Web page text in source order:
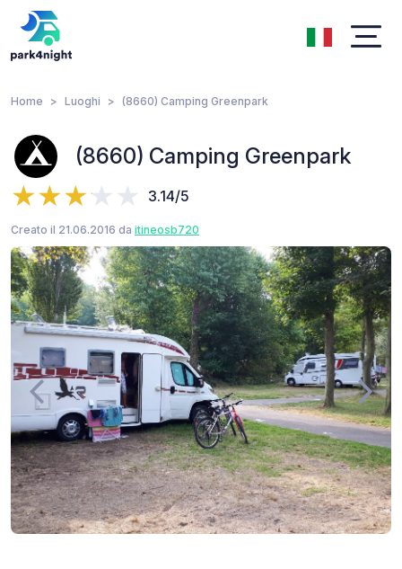
Home Luoghi (8660) Camping Greenpark
(8660) Camping Greenpark
3.14/5
Creato il 21.06.2016 da itineosb720